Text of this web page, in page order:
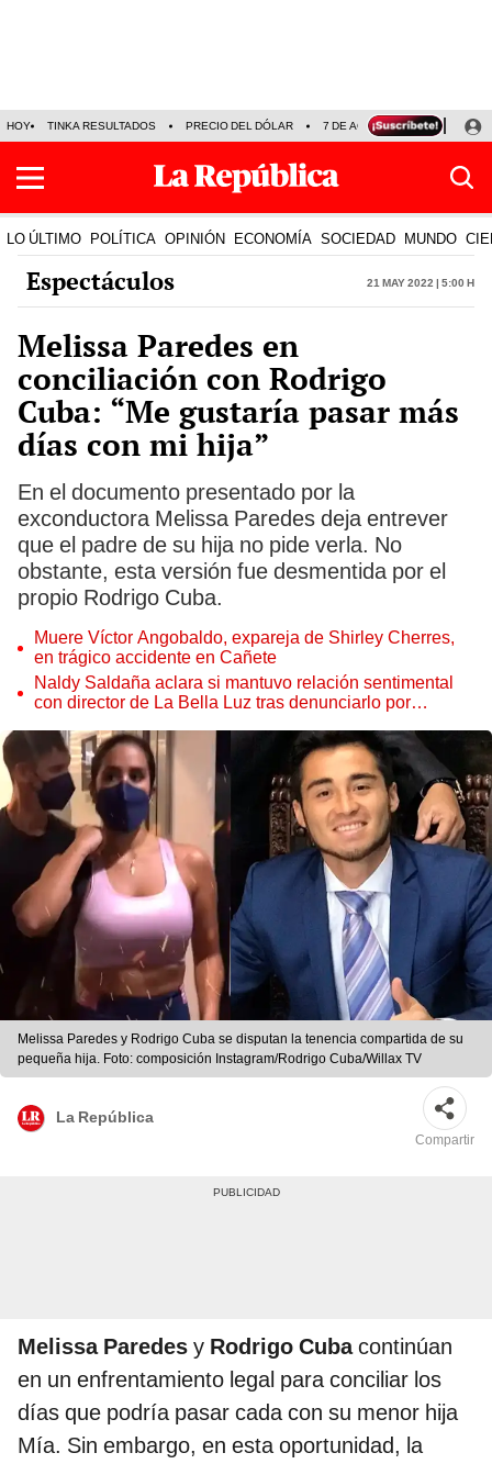
HOY TINKA RESULTADOS PRECIO DEL DÓLAR 7 DE AGOSTO OLLANTA
LO ÚLTIMO POLÍTICA OPINIÓN ECONOMÍA SOCIEDAD MUNDO
Espectáculos 21 May 2022 | 5:00 h
Melissa Paredes en
conciliación con Rodrigo
Cuba: “Me gustaría pasar más
días con mi hija”
En el documento presentado por la
exconductora Melissa Paredes deja entrever
que el padre de su hija no pide verla. No
obstante, esta versión fue desmentida por el
propio Rodrigo Cuba.
Muere Víctor Angobaldo, expareja de Shirley Cherres,
en trágico accidente en Cañete
Naldy Saldaña aclara si mantuvo relación sentimental
con director de La Bella Luz tras denunciarlo por
Melissa Paredes y Rodrigo Cuba se disputan la tenencia compartida de su
pequeña hija. Foto: composición Instagram/Rodrigo Cuba/Willax TV
La República
Compartir
Melissa Paredes y Rodrigo Cubacontinúan
en un enfrentamiento legal para conciliar los
días que podría pasar cada con su menor hija
Mía. Sin embargo, en esta oportunidad, la